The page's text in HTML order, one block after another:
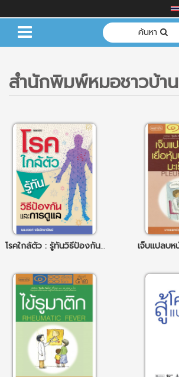
ค้นหา
สำนักพิมพ์หมอชาวบ้าน
โรคใกล้ตัว : รู้ทันวิธีป้องกันและการดูแล